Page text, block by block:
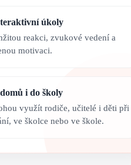
úkoly
reakci, zvukové vedení a
motivaci.
i do školy
využít rodiče, učitelé i děti při
ve školce nebo ve škole.